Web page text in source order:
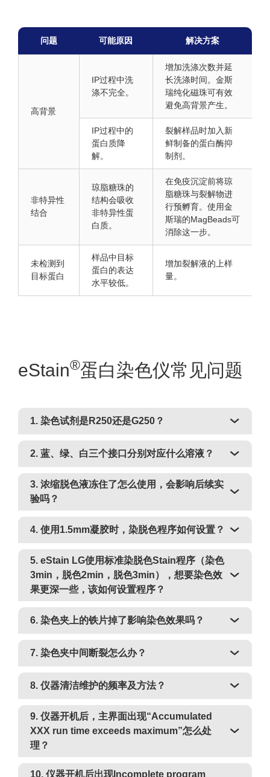
问题 可能原因 解决方案
高背景
IP过程中洗
涤不完全。
增加洗涤次数并延
长洗涤时间。金斯
瑞纯化磁珠可有效
避免高背景产生。
IP过程中的
蛋白质降
解。
裂解样品时加入新
鲜制备的蛋白酶抑
制剂。
非特异性
结合
琼脂糖珠的
结构会吸收
非特异性蛋
白质。
在免疫沉淀前将琼
脂糖珠与裂解物进
行预孵育。使用金
斯瑞的MagBeads可
消除这一步。
未检测到
目标蛋白
样品中目标
蛋白的表达
水平较低。
增加裂解液的上样
量。
eStain®蛋白染色仪常见问题
1. 染色试剂是R250还是G250？
2. 蓝、绿、白三个接口分别对应什么溶液？
3. 浓缩脱色液冻住了怎么使用，会影响后续实
验吗？
4. 使用1.5mm凝胶时，染脱色程序如何设置？
5. eStain LG使用标准染脱色Stain程序（染色
3min，脱色2min，脱色3min），想要染色效
果更深一些，该如何设置程序？
6. 染色夹上的铁片掉了影响染色效果吗？
7. 染色夹中间断裂怎么办？
8. 仪器清洁维护的频率及方法？
9. 仪器开机后，主界面出现“Accumulated
XXX run time exceeds maximum”怎么处
理？
10. 仪器开机后出现Incomplete program